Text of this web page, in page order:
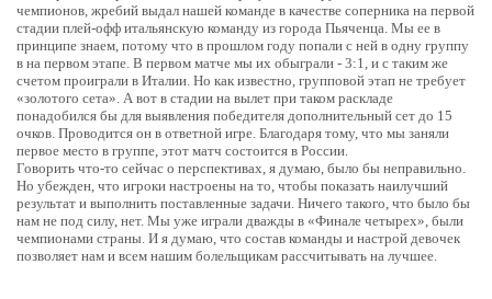
чемпионов, жребий выдал нашей команде в качестве соперника на первой
стадии плей-офф итальянскую команду из города Пьяченца. Мы ее в
принципе знаем, потому что в прошлом году попали с ней в одну группу
в на первом этапе. В первом матче мы их обыграли - 3:1, и с таким же
счетом проиграли в Италии. Но как известно, групповой этап не требует
«золотого сета». А вот в стадии на вылет при таком раскладе
понадобился бы для выявления победителя дополнительный сет до 15
очков. Проводится он в ответной игре. Благодаря тому, что мы заняли
первое место в группе, этот матч состоится в России.
Говорить что-то сейчас о перспективах, я думаю, было бы неправильно.
Но убежден, что игроки настроены на то, чтобы показать наилучший
результат и выполнить поставленные задачи. Ничего такого, что было бы
нам не под силу, нет. Мы уже играли дважды в «Финале четырех», были
чемпионами страны. И я думаю, что состав команды и настрой девочек
позволяет нам и всем нашим болельщикам рассчитывать на лучшее.